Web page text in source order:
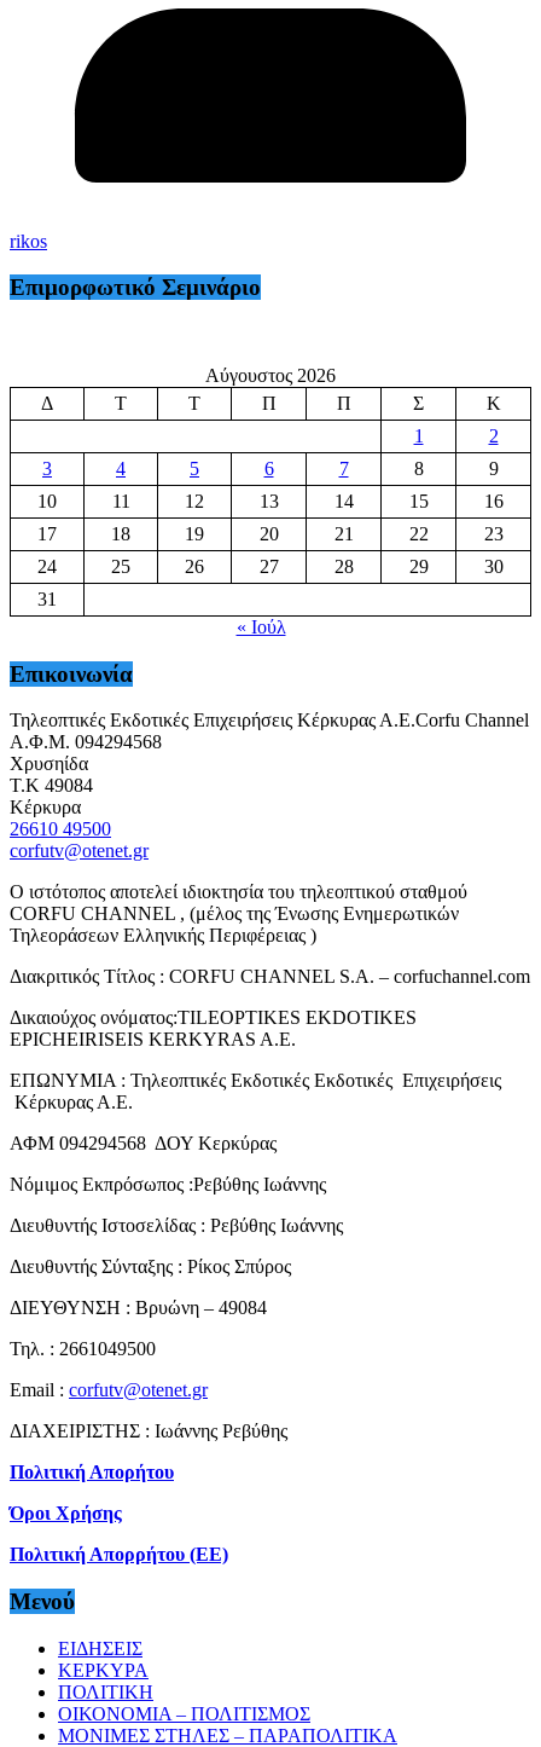
rikos
Επιμορφωτικό Σεμινάριο
Αύγουστος 2026
Δ
Τ Τ Π Π Σ
Κ
1
2
3
4 5 6 7 8
9
10
11 12 13 14 15
16
17
18 19 20 21 22
23
24
25 26 27 28 29
30
31
« Ιούλ
Επικοινωνία
Τηλεοπτικές Εκδοτικές Επιχειρήσεις Κέρκυρας Α.Ε.Corfu Channel
Α.Φ.Μ. 094294568
Χρυσηίδα
Τ.Κ 49084
Κέρκυρα
26610 49500
corfutv@otenet.gr
Ο ιστότοπος αποτελεί ιδιοκτησία του τηλεοπτικού σταθμού
CORFU CHANNEL , (μέλος της Ένωσης Ενημερωτικών
Τηλεοράσεων Ελληνικής Περιφέρειας )
Διακριτικός Τίτλος : CORFU CHANNEL S.A. – corfuchannel.com
Δικαιούχος ονόματος:TILEOPTIKES EKDOTIKES
EPICHEIRISEIS KERKYRAS A.E.
ΕΠΩΝΥΜΙΑ : Τηλεοπτικές Εκδοτικές Εκδοτικές Επιχειρήσεις
Κέρκυρας Α.Ε.
ΑΦΜ 094294568 ΔΟΥ Κερκύρας
Νόμιμος Εκπρόσωπος :Ρεβύθης Ιωάννης
Διευθυντής Ιστοσελίδας : Ρεβύθης Ιωάννης
Διευθυντής Σύνταξης : Ρίκος Σπύρος
ΔΙΕΥΘΥΝΣΗ : Βρυώνη – 49084
Τηλ. : 2661049500
Email : corfutv@otenet.gr
ΔΙΑΧΕΙΡΙΣΤΗΣ : Ιωάννης Ρεβύθης
Πολιτική Απορήτου
Όροι Χρήσης
Πολιτική Απορρήτου (ΕΕ)
Μενού
ΕΙΔΗΣΕΙΣ
ΚΕΡΚΥΡΑ
ΠΟΛΙΤΙΚΗ
ΟΙΚΟΝΟΜΙΑ – ΠΟΛΙΤΙΣΜΟΣ
ΜΟΝΙΜΕΣ ΣΤΗΛΕΣ – ΠΑΡΑΠΟΛΙΤΙΚΑ